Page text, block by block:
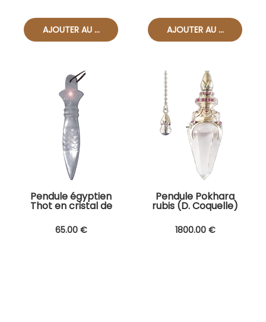
Pendule égyptien
Thot en cristal de
65.00 €
Pendule Pokhara
rubis (D. Coquelle)
1800.00 €